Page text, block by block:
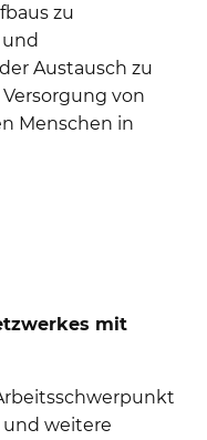
zu
Austausch zu
von
Menschen in
mit
weitere